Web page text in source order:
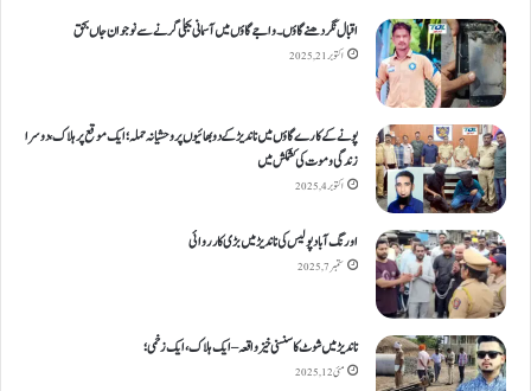
اقبال نگر دھنےگاؤں۔ واجےگاؤں میں آسمانی بجلی گرنے سے نوجوان جاں بحق
اکتوبر 21, 2025
پونے کے کارےگاؤں میں ناندیڑ کے دو بھائیوں پر وحشیانہ حملہ؛ ایک موقع پر ہلاک، دوسرا
زندگی و موت کی کشمکش میں
اکتوبر 4, 2025
اورنگ آباد پولیس کی ناندیڑ میں بڑی کارروائی
ستمبر 7, 2025
ناندیڑ میں شوٹ کا سنسنی خیز واقعہ – ایک ہلاک، ایک زخمی؛
مئی 12, 2025